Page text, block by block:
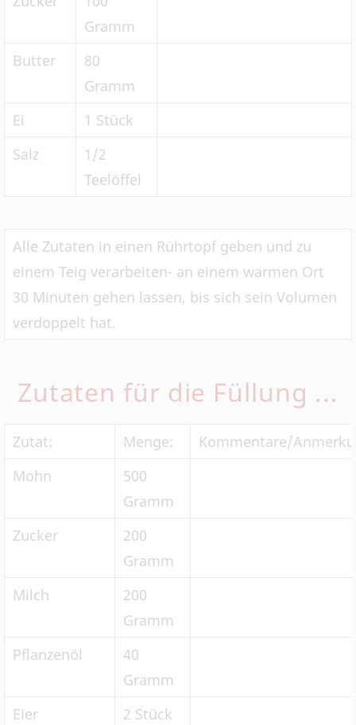
Gramm
Butter
80
Gramm
Ei
1 Stück
Salz
1/2
Teelöffel
Alle Zutaten in einen Rührtopf geben und zu
einem Teig verarbeiten- an einem warmen Ort
30 Minuten gehen lassen, bis sich sein Volumen
verdoppelt hat.
Zutaten für die Füllung ...
Zutat: Menge:
Kommentare/
Mohn
500
Gramm
Zucker
200
Gramm
Milch
200
Gramm
Pflanzenöl
40
Gramm
Eier
2 Stück